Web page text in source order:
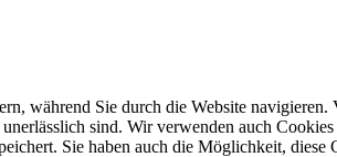
während Sie durch die Website
sind. Wir verwenden auch
Sie haben auch die Möglichkeit,